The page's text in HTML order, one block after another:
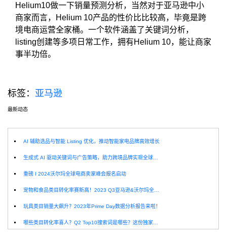
Helium10做一下销量预测分析，当然对于亚马逊中小
商家而言，Helium 10产品的性价比比较高，毕竟是跨
境电商运营全家桶。一个软件涵盖了关键词分析，
listing创建等多项日常工作，拥有Helium 10，能让商家
事半功倍。
标签： 亚马逊
最新动态
AI 辅助选品与智能 Listing 优化，推动智能家电品牌高效增长
重磅 I 2024沃尔玛全球电商卖家峰会报名启动
玩具类目销量大飙升？2023年Prime Day数据分析报告来啦！